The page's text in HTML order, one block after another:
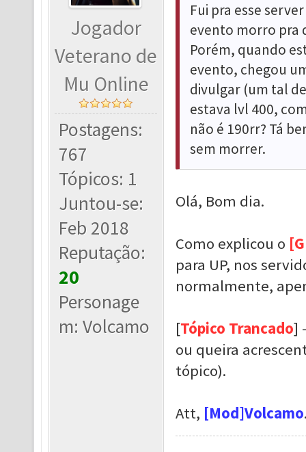
Jogador
Veterano de
Mu Online
Postagens:
767
Tópicos: 1
Juntou-se:
Feb 2018
Reputação:
20
Personage
m: Volcamo
Fui pra esse
evento morro pra
Porém, quando
evento, chegou
divulgar (um tal
estava lvl 400,
não é 190rr? Tá
sem morrer.
Olá, Bom dia.
Como explicou o
para UP, nos
normalmente,
[Tópico Trancado]
ou queira
tópico).
Att, [Mod]Volcamo